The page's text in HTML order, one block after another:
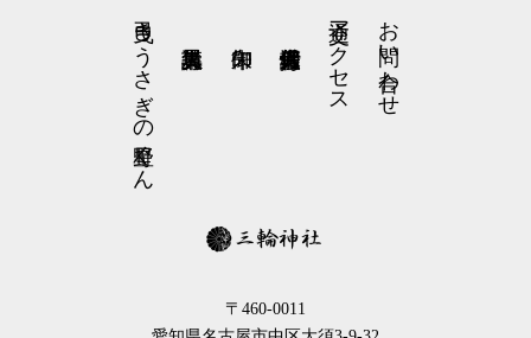
お問い合わせ
交通アクセス
弓曳きうさぎの星野くん
〒460-0011